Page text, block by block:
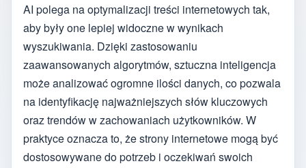
AI polega na optymalizacji treści internetowych tak,
aby były one lepiej widoczne w wynikach
wyszukiwania. Dzięki zastosowaniu
zaawansowanych algorytmów, sztuczna inteligencja
może analizować ogromne ilości danych, co pozwala
na identyfikację najważniejszych słów kluczowych
oraz trendów w zachowaniach użytkowników. W
praktyce oznacza to, że strony internetowe mogą być
dostosowywane do potrzeb i oczekiwań swoich